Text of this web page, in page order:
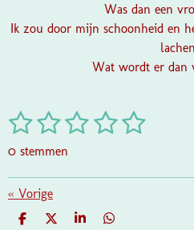
Was dan een
Ik zou door mijn schoonheid en
Wat wordt er dan
R
t
i
n
1
s
t
e
2
s
t
e
3
s
t
4
t
5
t
S
m
0 stemmen
« Vorige
D
D
S
D